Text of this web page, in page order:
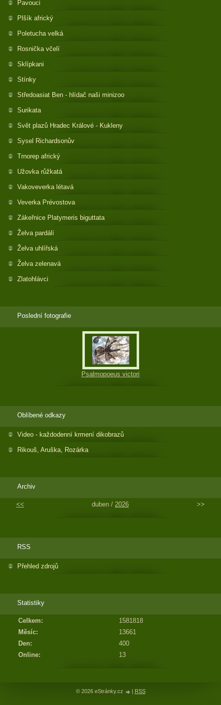
Pavouci
Plšík africký
Poletucha velká
Rosnička včelí
Sklípkani
Stínky
Středoasiat Ben - hlídač naši minizoo
Surikata
Svět plazů Hradec Králové - Kukleny
Sysel Richardsonův
Trnorep africký
Užovka růžkatá
Vakoveverka létavá
Veverka Prévostova
Zákeřnice Platymeris biguttata
Želva pardálí
Želva uhlířská
Želva zelenavá
Zlatohlávci
Poslední fotografie
Psalmopoeus victori
Oblíbené odkazy
Video - každodenní krmení dikobrazů
Rikouš, Aruška, Rozárka
Archiv
<< duben / 2026 >>
RSS
Přehled zdrojů
Statistiky
Online: 13
Celkem:
1581818
Měsíc:
13661
Den:
400
© 2026 eStránky.cz | RSS